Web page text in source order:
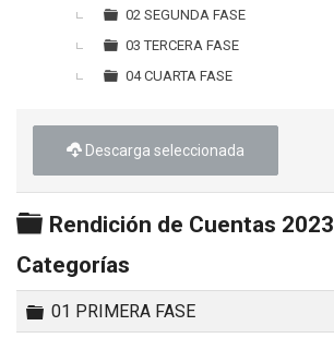
02 SEGUNDA FASE
03 TERCERA FASE
04 CUARTA FASE
Descarga seleccionada
Carpeta
Rendición de Cuentas 2023
Categorías
Carpeta
01 PRIMERA FASE